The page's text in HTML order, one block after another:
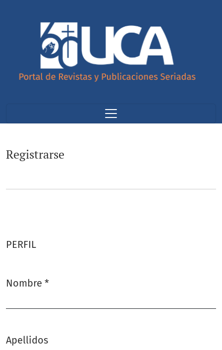
Registrarse
PERFIL
Nombre *
Apellidos